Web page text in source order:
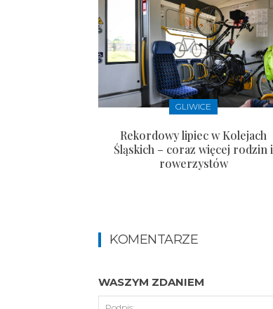
GLIWICE
Rekordowy lipiec w Kolejach
Śląskich – coraz więcej rodzin i
rowerzystów
KOMENTARZE
WASZYM ZDANIEM